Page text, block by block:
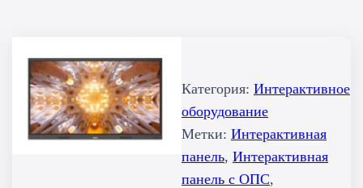
Категория: Интерактивное
оборудование
Метки: Интерактивная
панель, Интерактивная
панель с ОПС